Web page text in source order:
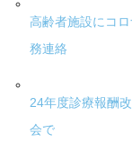
高齢者施設にコ
務連絡
24年度診療報酬
会で